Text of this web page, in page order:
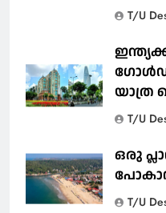
T/U
യാത്ര
T/U
ഒരു
T/U